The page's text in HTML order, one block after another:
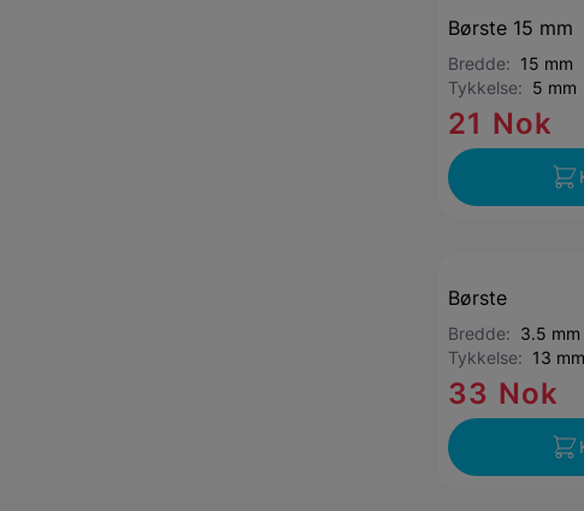
Børste 15 mm
Bredde: 15 mm
Tykkelse: 5 mm
21 Nok
Børste
Bredde: 3.5 mm
Tykkelse: 13 mm
33 Nok